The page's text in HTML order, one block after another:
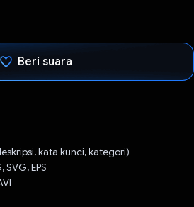
Beri suara
kata kunci, kategori)
EPS